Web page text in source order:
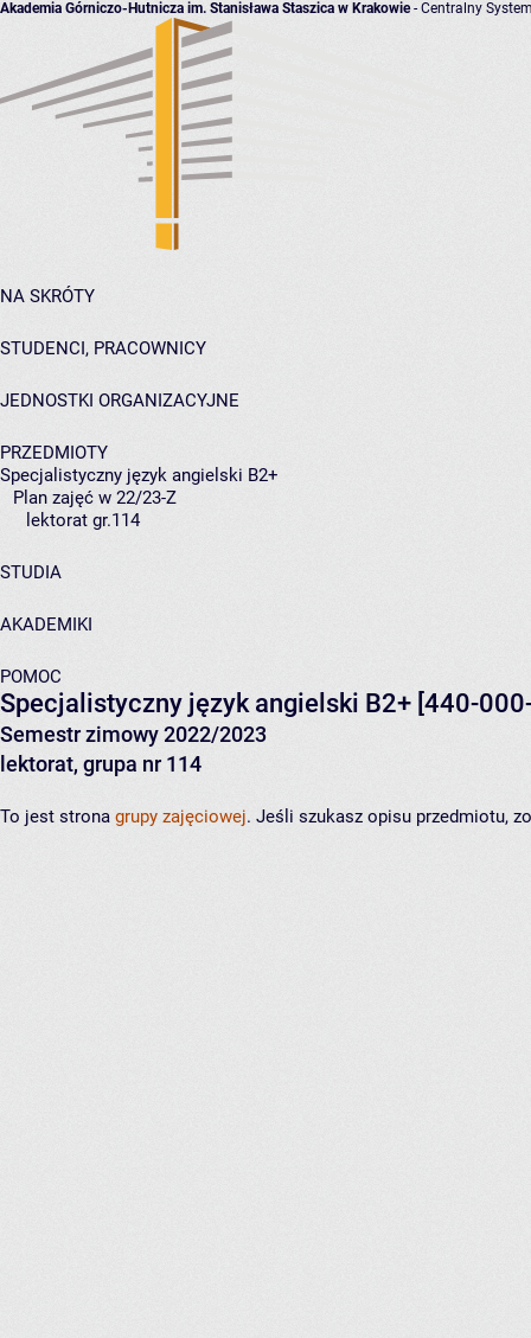
Akademia Górniczo-Hutnicza im. Stanisława Staszica w Krakowie- Centralny
NA SKRÓTY
STUDENCI, PRACOWNICY
JEDNOSTKI ORGANIZACYJNE
PRZEDMIOTY
Specjalistyczny język angielski B2+
Plan zajęć w 22/23-Z
lektorat gr.114
STUDIA
AKADEMIKI
POMOC
Specjalistyczny język angielski B2+ [440-
Semestr zimowy 2022/2023
lektorat, grupa nr 114
To jest strona grupy zajęciowej. Jeśli szukasz opisu przedmiotu,